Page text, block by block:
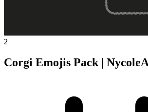
2
Corgi Emojis Pack |